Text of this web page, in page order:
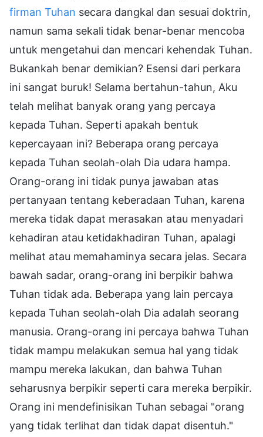
firman Tuhan secara dangkal dan sesuai doktrin,
namun sama sekali tidak benar-benar mencoba
untuk mengetahui dan mencari kehendak Tuhan.
Bukankah benar demikian? Esensi dari perkara
ini sangat buruk! Selama bertahun-tahun, Aku
telah melihat banyak orang yang percaya
kepada Tuhan. Seperti apakah bentuk
kepercayaan ini? Beberapa orang percaya
kepada Tuhan seolah-olah Dia udara hampa.
Orang-orang ini tidak punya jawaban atas
pertanyaan tentang keberadaan Tuhan, karena
mereka tidak dapat merasakan atau menyadari
kehadiran atau ketidakhadiran Tuhan, apalagi
melihat atau memahaminya secara jelas. Secara
bawah sadar, orang-orang ini berpikir bahwa
Tuhan tidak ada. Beberapa yang lain percaya
kepada Tuhan seolah-olah Dia adalah seorang
manusia. Orang-orang ini percaya bahwa Tuhan
tidak mampu melakukan semua hal yang tidak
mampu mereka lakukan, dan bahwa Tuhan
seharusnya berpikir seperti cara mereka berpikir.
Orang ini mendefinisikan Tuhan sebagai "orang
yang tidak terlihat dan tidak dapat disentuh."